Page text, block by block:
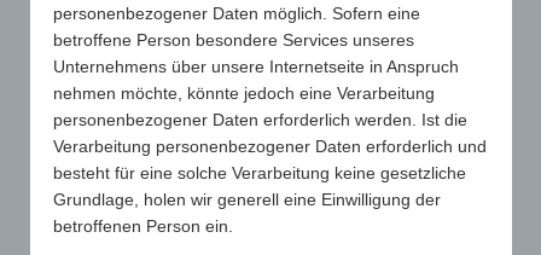
Eintrag teilen
personenbezogener Daten möglich. Sofern eine
betroffene Person besondere Services unseres
Unternehmens über unsere Internetseite in Anspruch
nehmen möchte, könnte jedoch eine Verarbeitung
personenbezogener Daten erforderlich werden. Ist die
Verarbeitung personenbezogener Daten erforderlich und
besteht für eine solche Verarbeitung keine gesetzliche
Grundlage, holen wir generell eine Einwilligung der
betroffenen Person ein.